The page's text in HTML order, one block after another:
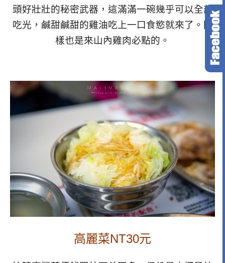
頭好壯壯的秘密武器，這滿滿一碗幾乎可以全部
吃光，鹹甜鹹甜的雞油吃上一口食慾就來了。同
樣也是來山內雞肉必點的。
高麗菜NT30元